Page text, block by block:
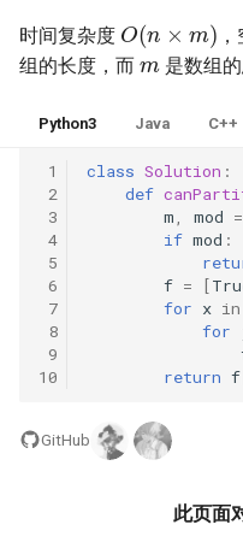
35. 复杂链表的复制
36. 二叉搜索树与双向链表
37. 序列化二叉树
38. 字符串的排列
39. 数组中出现次数超过
的数字
41. 数据流中的中位数
42. 连续子数组的最大和
32. 有效的变位词
34. 外星语言是否排序
35. 最小时间差
36. 后缀表达式
37. 小行星碰撞
38. 每日温度
39. 直方图最大矩形面积
40. 矩阵中最大的矩形
5.3. 翻转数位
5.6. 整数转换
5.7. 配对交换
5.8. 绘制直线
8.1. 三步问题
8.3. 魔术索引
时间复杂度
O ( )
组的长度，而
m
是数组的
Python3 Java C++
1
2
3
4
5
6
7
8
9
10
class Solution :
def
m, mod =
if mod :
f = [
for x in
for
return f
GitHub
此页面